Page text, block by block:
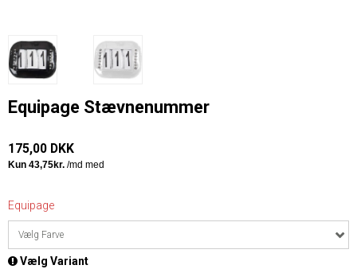
Equipage Stævnenummer
175,00 DKK
Equipage
Vælg Farve
Vælg Variant